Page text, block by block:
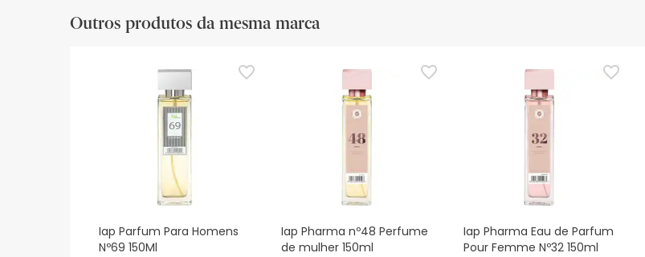
Outros produtos da mesma marca
Iap Parfum Para Homens
Nº69 150Ml
Iap Pharma nº48 Perfume
de mulher 150ml
Iap Pharma Eau de Parfum
Pour Femme Nº32 150ml